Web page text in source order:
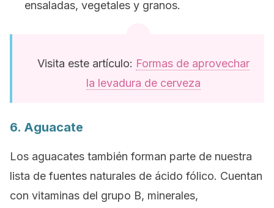
ensaladas, vegetales y granos.
Visita este artículo: Formas de aprovechar
la levadura de cerveza
6. Aguacate
Los aguacates también forman parte de nuestra
lista de fuentes naturales de ácido fólico. Cuentan
con vitaminas del grupo B, minerales,